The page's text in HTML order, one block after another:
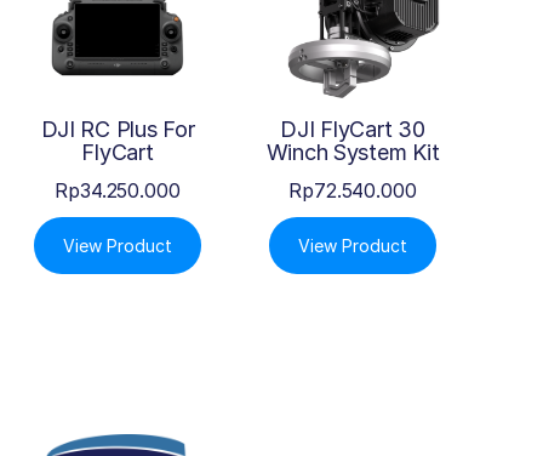
DJI RC Plus For
FlyCart
Rp34.250.000
View Product
DJI FlyCart 30
Winch System Kit
Rp72.540.000
View Product